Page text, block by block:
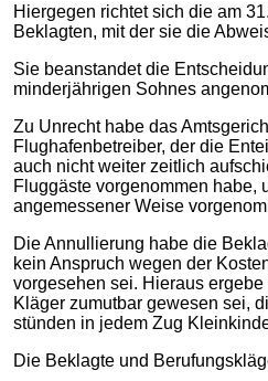
Hiergegen richtet sich die am
Beklagten, mit der sie die
Sie beanstandet die
minderjährigen Sohnes
Zu Unrecht habe das
Flughafenbetreiber, der die
auch nicht weiter zeitlich
Fluggäste vorgenommen habe,
angemessener Weise
Die Annullierung habe die
kein Anspruch wegen der
vorgesehen sei. Hieraus
Kläger zumutbar gewesen sei,
stünden in jedem Zug
Die Beklagte und